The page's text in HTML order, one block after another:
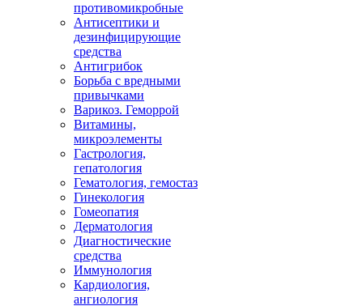
противомикробные
Антисептики и
дезинфицирующие
средства
Антигрибок
Борьба с вредными
привычками
Варикоз. Геморрой
Витамины,
микроэлементы
Гастрология,
гепатология
Гематология, гемостаз
Гинекология
Гомеопатия
Дерматология
Диагностические
средства
Иммунология
Кардиология,
ангиология